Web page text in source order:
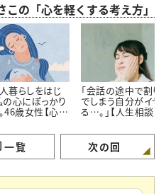
の「心を軽くする考え方」
暮らしをはじ
の心にぽっかり
46歳女性【心理
「会話の途中で割り
でしまう自分がイヤ
る…。」【人生相談】
一覧 次の回